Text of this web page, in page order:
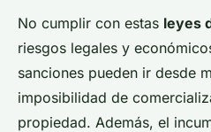
No cumplir con estas leyes
riesgos legales y
sanciones pueden ir desde
imposibilidad de
propiedad. Además, el